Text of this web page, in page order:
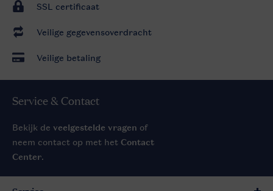
SSL certificaat
Veilige gegevensoverdracht
Veilige betaling
Service & Contact
Bekijk de veelgestelde vragen of
neem contact op met het Contact
Center.